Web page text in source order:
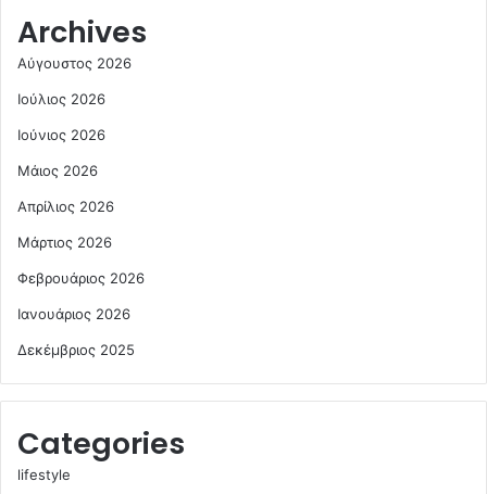
Archives
Αύγουστος 2026
Ιούλιος 2026
Ιούνιος 2026
Μάιος 2026
Απρίλιος 2026
Μάρτιος 2026
Φεβρουάριος 2026
Ιανουάριος 2026
Δεκέμβριος 2025
Categories
lifestyle